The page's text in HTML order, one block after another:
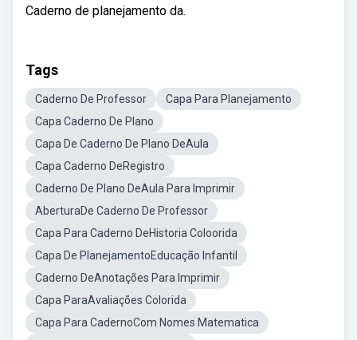
Caderno de planejamento da.
Tags
Caderno De Professor
Capa Para Planejamento
Capa Caderno De Plano
Capa De Caderno De Plano DeAula
Capa Caderno DeRegistro
Caderno De Plano DeAula Para Imprimir
AberturaDe Caderno De Professor
Capa Para Caderno DeHistoria Coloorida
Capa De PlanejamentoEducação Infantil
Caderno DeAnotações Para Imprimir
Capa ParaAvaliações Colorida
Capa Para CadernoCom Nomes Matematica